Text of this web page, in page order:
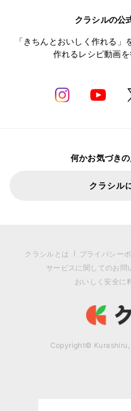
クラシルの公
「きちんとおいしく作れる」
作れるレシピ動画を
何かお気づき
クラシル
クラシルとは プライバシー
サービスに関してのお問
おいしく安全に
Copyright© Kurashiru,